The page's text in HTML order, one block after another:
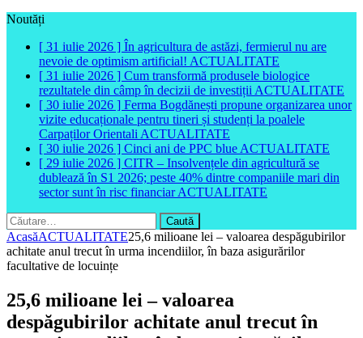
Noutăți
[ 31 iulie 2026 ] În agricultura de astăzi, fermierul nu are
nevoie de optimism artificial! ACTUALITATE
[ 31 iulie 2026 ] Cum transformă produsele biologice
rezultatele din câmp în decizii de investiții ACTUALITATE
[ 30 iulie 2026 ] Ferma Bogdănești propune organizarea unor
vizite educaționale pentru tineri și studenți la poalele
Carpaților Orientali ACTUALITATE
[ 30 iulie 2026 ] Cinci ani de PPC blue ACTUALITATE
[ 29 iulie 2026 ] CITR – Insolvențele din agricultură se
dublează în S1 2026; peste 40% dintre companiile mari din
sector sunt în risc financiarACTUALITATE
Caută
după:
AcasăACTUALITATE25,6 milioane lei – valoarea despăgubirilor
achitate anul trecut în urma incendiilor, în baza asigurărilor
facultative de locuințe
25,6 milioane lei – valoarea
despăgubirilor achitate anul trecut în